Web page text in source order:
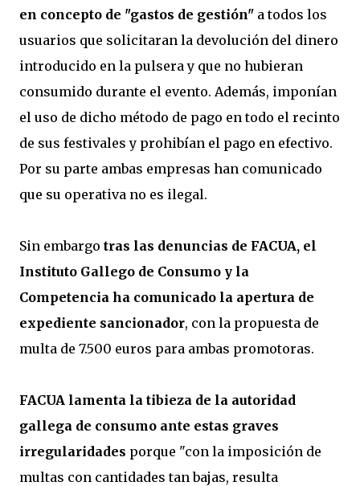
en concepto de "gastos de gestión" a todos los
usuarios que solicitaran la devolución del dinero
introducido en la pulsera y que no hubieran
consumido durante el evento. Además, imponían
el uso de dicho método de pago en todo el recinto
de sus festivales y prohibían el pago en efectivo.
Por su parte ambas empresas han comunicado
que su operativa no es ilegal.
Sin embargo tras las denuncias de FACUA, el
Instituto Gallego de Consumo y la
Competencia ha comunicado la apertura de
expediente sancionador, con la propuesta de
multa de 7.500 euros para ambas promotoras.
FACUA lamenta la tibieza de la autoridad
gallega de consumo ante estas graves
irregularidades porque "con la imposición de
multas con cantidades tan bajas, resulta